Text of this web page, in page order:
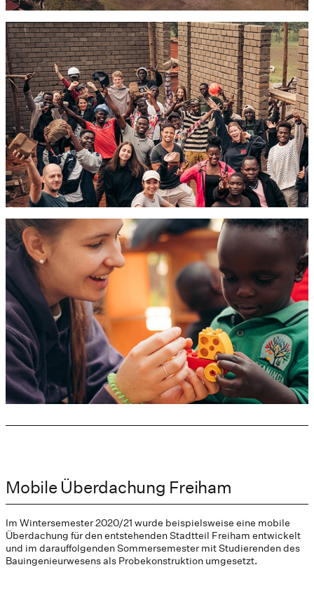
Mobile Überdachung Freiham
Im Wintersemester 2020/21 wurde beispielsweise eine mobile
Überdachung für den entstehenden Stadtteil Freiham entwickelt
und im darauffolgenden Sommersemester mit Studierenden des
Bauingenieurwesens als Probekonstruktion umgesetzt.